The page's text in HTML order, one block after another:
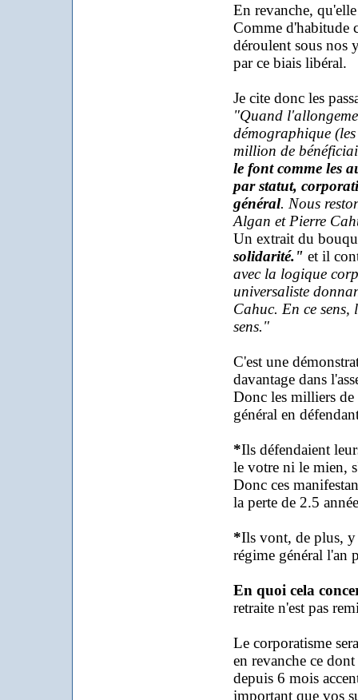
En revanche,
Comme d'habitude
déroulent sous nos
par ce biais libéral.
Je cite donc les
"Quand
démographique
million de
le font comme les
par statut,
général. Nous
Algan et Pierre
Un extrait du
solidarité." et il
avec la logique
universaliste
Cahuc. En ce
sens."
C'est une
davantage dans
Donc les milliers de
général en
*Ils défendaient
le votre ni le mien,
Donc ces
la perte de 2.5
*Ils vont, de plus, y
régime général l'an
En quoi cela
retraite n'est pas
Le corporatisme
en revanche ce
depuis 6 mois
important que vos